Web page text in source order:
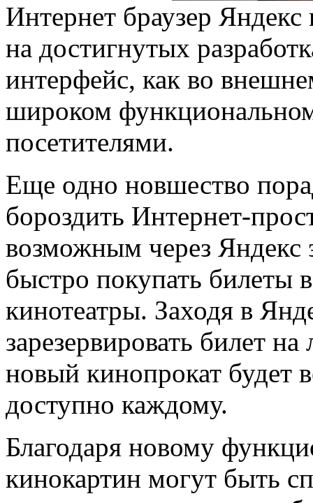
Интернет браузер Яндекс
на достигнутых
интерфейс, как во
широком
посетителями.
Еще одно новшество
бороздить Интернет-
возможным через Яндекс
быстро покупать билеты
кинотеатры. Заходя в
зарезервировать билет
новый кинопрокат будет
доступно каждому.
Благодаря новому
кинокартин могут быть